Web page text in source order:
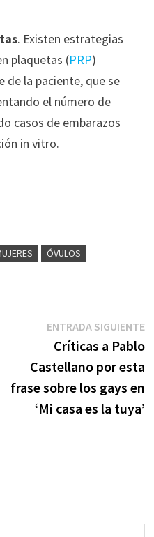
. Existen estrategias
plaquetas (PRP)
de la paciente, que se
el número de
casos de embarazos
in vitro.
ÓVULOS
ENTRADA SIGUIENTE
Críticas a Pablo
Castellano por esta
frase sobre los gays en
‘Mi casa es la tuya’